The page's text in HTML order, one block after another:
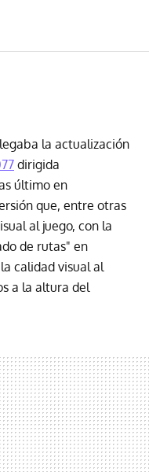
la actualización
dirigida
último en
que, entre otras
al juego, con la
de rutas" en
calidad visual al
a la altura del